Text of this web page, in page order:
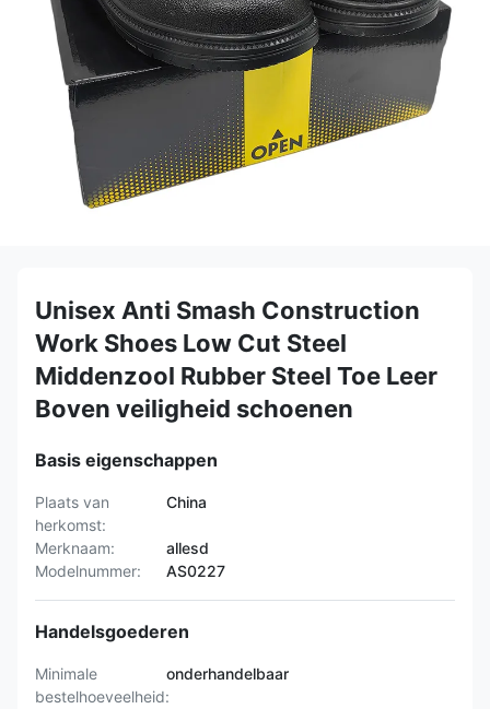
Unisex Anti Smash Construction
Work Shoes Low Cut Steel
Middenzool Rubber Steel Toe Leer
Boven veiligheid schoenen
Basis eigenschappen
Plaats van
herkomst:
China
Merknaam:
allesd
Modelnummer:
AS0227
Handelsgoederen
Minimale
bestelhoeveelheid:
onderhandelbaar